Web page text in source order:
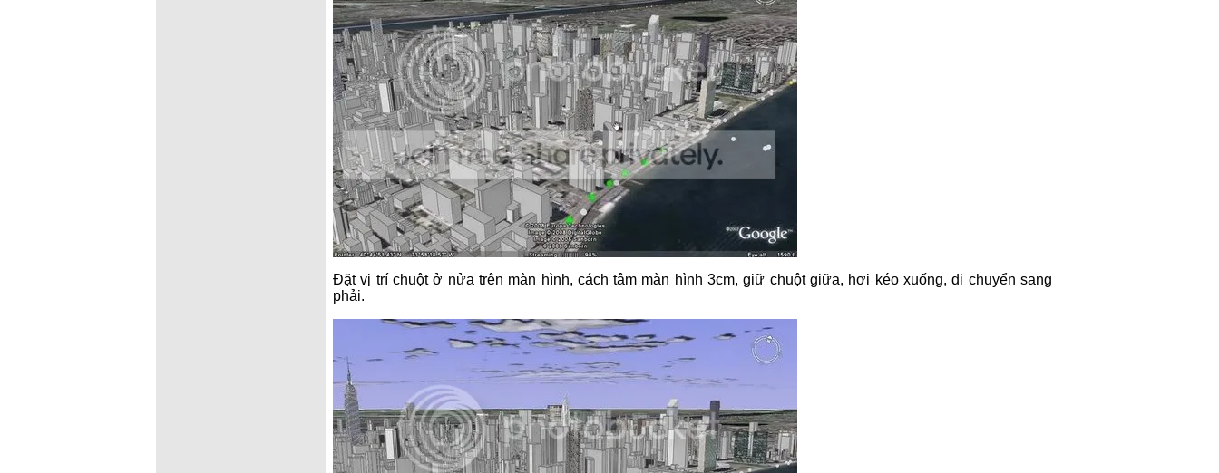
Đặt vị trí chuột ở nửa trên màn hình, cách tâm màn hình 3cm, giữ chuột giữa, hơi kéo xuống, di chuyển sang
phải.